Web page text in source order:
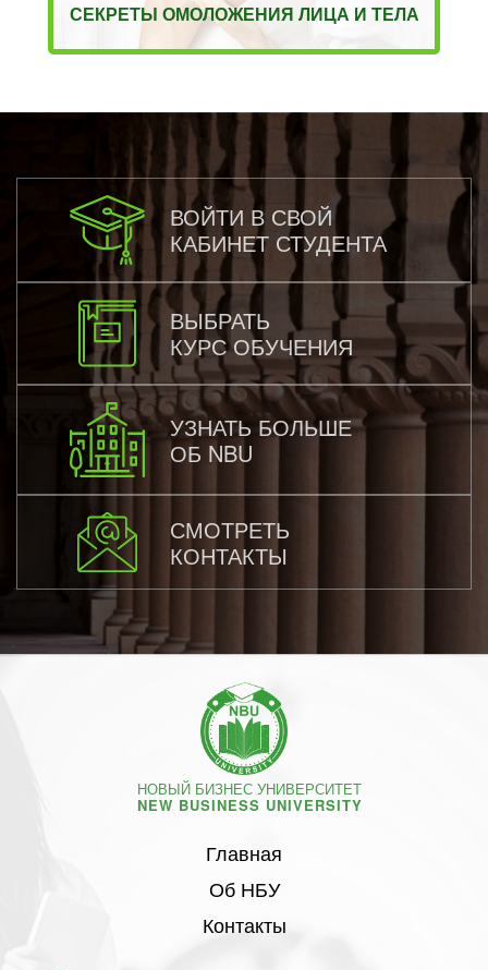
СЕКРЕТЫ ОМОЛОЖЕНИЯ ЛИЦА И ТЕЛА
ВОЙТИ В СВОЙ
КАБИНЕТ СТУДЕНТА
ВЫБРАТЬ
КУРС ОБУЧЕНИЯ
УЗНАТЬ БОЛЬШЕ
ОБ NBU
СМОТРЕТЬ
КОНТАКТЫ
НОВЫЙ БИЗНЕС УНИВЕРСИТЕТ
NEW BUSINESS UNIVERSITY
Главная
Об НБУ
Контакты